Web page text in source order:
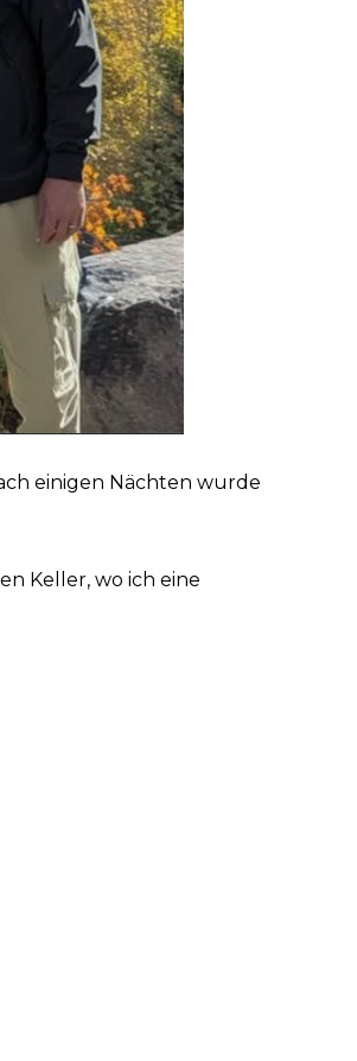
einigen Nächten wurde
Keller, wo ich eine